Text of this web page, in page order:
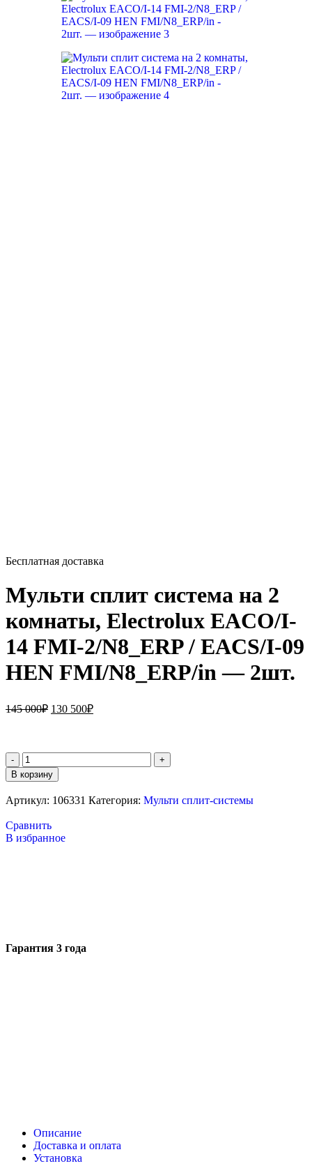
Бесплатная доставка
Мульти сплит система на 2
комнаты, Electrolux EACO/I-
14 FMI-2/N8_ERP / EACS/I-09
HEN FMI/N8_ERP/in — 2шт.
145 000₽ 130 500₽
В корзину
Артикул: 106331 Категория: Мульти сплит-системы
Сравнить
В избранное
Гарантия 3 года
Описание
Доставка и оплата
Установка